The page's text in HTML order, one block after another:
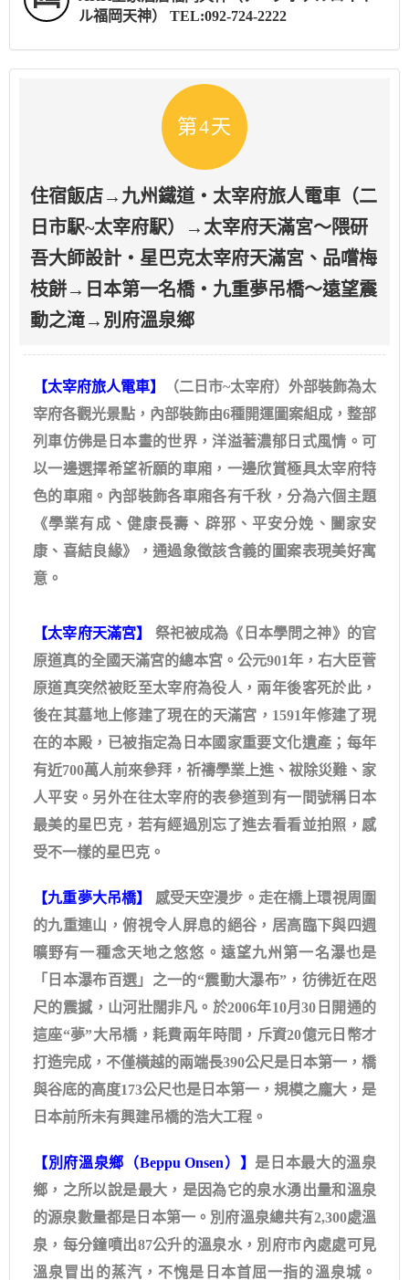
ル福岡天神） TEL:092-724-2222
第4天
住宿飯店→九州鐵道‧太宰府旅人電車（二
日市駅~太宰府駅）→太宰府天滿宮～隈研
吾大師設計‧星巴克太宰府天滿宮、品嚐梅
枝餅→日本第一名橋‧九重夢吊橋～遠望震
動之滝→別府溫泉鄉
【太宰府旅人電車】
（二日市~太宰府）外部裝飾為太
宰府各觀光景點，內部裝飾由6種開運圖案組成，整部
列車仿佛是日本畫的世界，洋溢著濃郁日式風情。可
以一邊選擇希望祈願的車廂，一邊欣賞極具太宰府特
色的車廂。內部裝飾各車廂各有千秋，分為六個主題
《學業有成、健康長壽、辟邪、平安分娩、闔家安
康、喜結良緣》，通過象徵該含義的圖案表現美好寓
意。
【太宰府天滿宮】
祭祀被成為《日本學問之神》的官
原道真的全國天滿宮的總本宮。公元901年，右大臣菅
原道真突然被貶至太宰府為役人，兩年後客死於此，
後在其墓地上修建了現在的天滿宮，1591年修建了現
在的本殿，已被指定為日本國家重要文化遺產；每年
有近700萬人前來參拜，祈禱學業上進、袚除災難、家
人平安。另外在往太宰府的表參道到有一間號稱日本
最美的星巴克，若有經過別忘了進去看看並拍照，感
受不一樣的星巴克。
【九重夢大吊橋】 感受天空漫步。走在橋上環視周圍
的九重連山，俯視令人屏息的絕谷，居高臨下與四週
曠野有一種念天地之悠悠。遠望九州第一名瀑也是
「日本瀑布百選」之一的“震動大瀑布”，彷彿近在咫
尺的震撼，山河壯闊非凡。於2006年10月30日開通的
這座“夢”大吊橋，耗費兩年時間，斥資20億元日幣才
打造完成，不僅橫越的兩端長390公尺是日本第一，橋
與谷底的高度173公尺也是日本第一，規模之龐大，是
日本前所未有興建吊橋的浩大工程。
【別府溫泉鄉（Beppu Onsen）】 是日本最大的溫泉
鄉，之所以說是最大，是因為它的泉水湧出量和溫泉
的源泉數量都是日本第一。別府溫泉總共有2,300處溫
泉，每分鐘噴出87公升的溫泉水，別府市內處處可見
溫泉冒出的蒸汽，不愧是日本首屈一指的溫泉城。